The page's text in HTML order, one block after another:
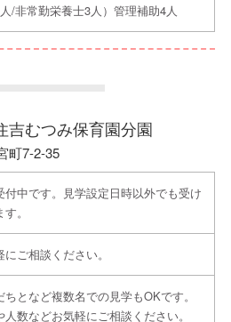
/非常勤栄養士3人）管理補助4人
吉むつみ保育園分園
町7-2-35
付中です。見学設定日時以外でも受け
。
にご相談ください。
ちとなど複数名での見学もOKです。
人数などお気軽にご相談ください。